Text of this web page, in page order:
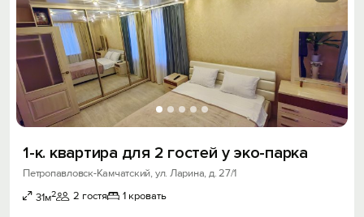
1-к. квартира для 2 гостей у эко-парка
Петропавловск-Камчатский, ул. Ларина, д. 27/1
31м2 2 гостя 1 кровать